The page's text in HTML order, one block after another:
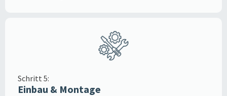
Schritt 5:
Einbau & Montage